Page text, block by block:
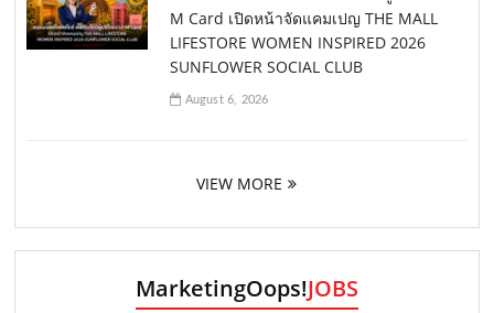
M Card เปิดหน้าจัดแคมเปญ THE MALL
LIFESTORE WOMEN INSPIRED 2026
SUNFLOWER SOCIAL CLUB
August 6, 2026
VIEW MORE
MarketingOops!JOBS